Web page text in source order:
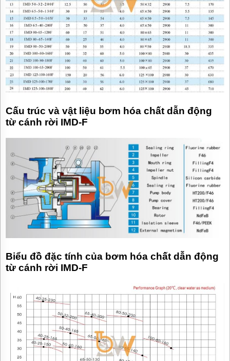
Cấu trúc và vật liệu bơm hóa chất dẫn động
từ cánh rời IMD-F
Biểu đồ đặc tính của bơm hóa chất dẫn động
từ cánh rời IMD-F